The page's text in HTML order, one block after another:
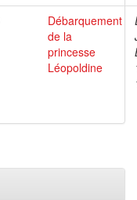
Débarquement
de la
princesse
Léopoldine